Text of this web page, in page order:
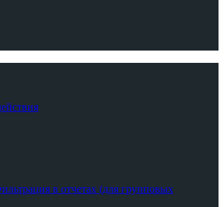
в отчетах (для групповых